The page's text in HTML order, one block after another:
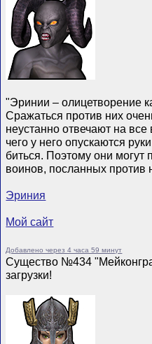
"Эринии – олицетворение
Сражаться против них
неустанно отвечают на
чего у него опускаются
биться. Поэтому они
воинов, посланных против
Эриния
Мой сайт
Добавлено через 4 часа 59 минут
Существо №434
загрузки!